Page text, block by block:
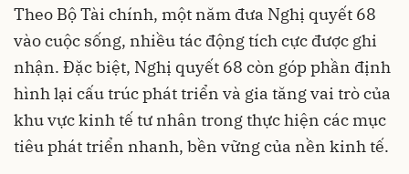
Theo Bộ Tài chính, một năm đưa Nghị quyết 68
vào cuộc sống, nhiều tác động tích cực được ghi
nhận. Đặc biệt, Nghị quyết 68 còn góp phần định
hình lại cấu trúc phát triển và gia tăng vai trò của
khu vực kinh tế tư nhân trong thực hiện các mục
tiêu phát triển nhanh, bền vững của nền kinh tế.